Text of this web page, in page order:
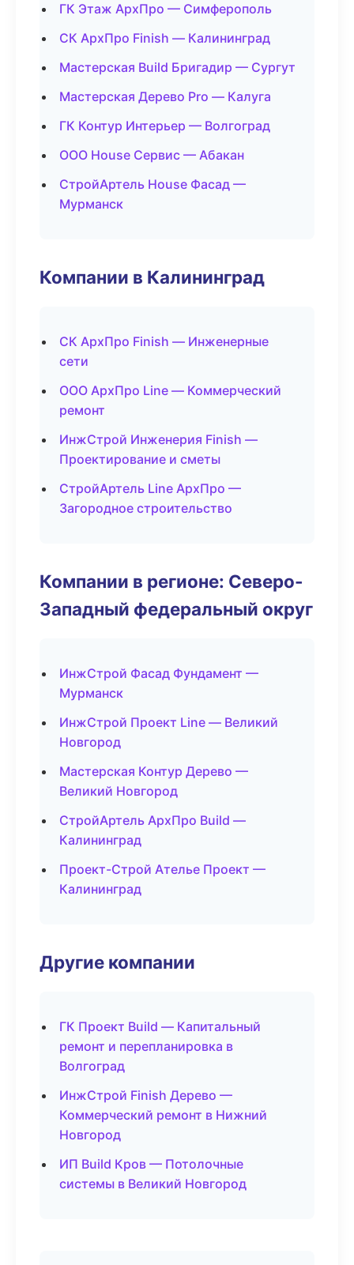
ГК Этаж АрхПро — Симферополь
СК АрхПро Finish — Калининград
Мастерская Build Бригадир — Сургут
Мастерская Дерево Pro — Калуга
ГК Контур Интерьер — Волгоград
ООО House Сервис — Абакан
СтройАртель House Фасад —
Мурманск
Компании в Калининград
СК АрхПро Finish — Инженерные
сети
ООО АрхПро Line — Коммерческий
ремонт
ИнжСтрой Инженерия Finish —
Проектирование и сметы
СтройАртель Line АрхПро —
Загородное строительство
Компании в регионе: Северо-
Западный федеральный округ
ИнжСтрой Фасад Фундамент —
Мурманск
ИнжСтрой Проект Line — Великий
Новгород
Мастерская Контур Дерево —
Великий Новгород
СтройАртель АрхПро Build —
Калининград
Проект-Строй Ателье Проект —
Калининград
Другие компании
ГК Проект Build — Капитальный
ремонт и перепланировка в
Волгоград
ИнжСтрой Finish Дерево —
Коммерческий ремонт в Нижний
Новгород
ИП Build Кров — Потолочные
системы в Великий Новгород